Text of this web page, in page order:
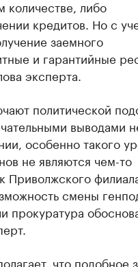
количестве, либо
кредитов. Но с
заемного
и гарантийные
эксперта.
политической
выводами
особенно такого
не являются чем-то
Приволжского
смены
прокуратура
что подобное